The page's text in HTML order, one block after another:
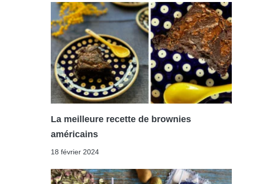
La meilleure recette de brownies
américains
18 février 2024